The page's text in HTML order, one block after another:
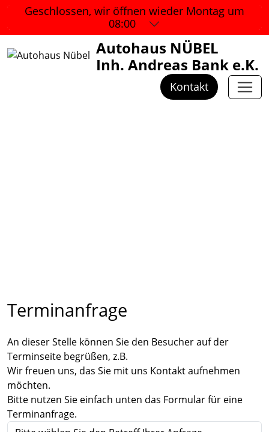
Geschlossen, wir öffnen wieder Montag um
08:00
Autohaus NÜBEL
Inh. Andreas Bank e.K.
Kontakt
Terminanfrage
An dieser Stelle können Sie den Besucher auf der
Terminseite begrüßen, z.B.
Wir freuen uns, das Sie mit uns Kontakt aufnehmen
möchten.
Bitte nutzen Sie einfach unten das Formular für eine
Terminanfrage.